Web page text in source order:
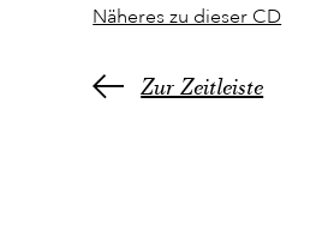
Näheres zu dieser CD
Zur Zeitleiste